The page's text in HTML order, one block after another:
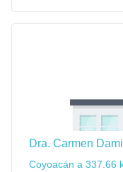
Dra. Carmen
Coyoacán a 337.66